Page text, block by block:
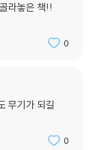
라놓은 책!!
0
무기가 되길
0